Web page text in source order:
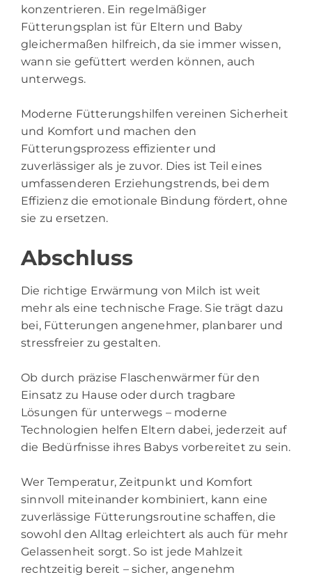
konzentrieren. Ein regelmäßiger
Fütterungsplan ist für Eltern und Baby
gleichermaßen hilfreich, da sie immer wissen,
wann sie gefüttert werden können, auch
unterwegs.
Moderne Fütterungshilfen vereinen Sicherheit
und Komfort und machen den
Fütterungsprozess effizienter und
zuverlässiger als je zuvor. Dies ist Teil eines
umfassenderen Erziehungstrends, bei dem
Effizienz die emotionale Bindung fördert, ohne
sie zu ersetzen.
Abschluss
Die richtige Erwärmung von Milch ist weit
mehr als eine technische Frage. Sie trägt dazu
bei, Fütterungen angenehmer, planbarer und
stressfreier zu gestalten.
Ob durch präzise Flaschenwärmer für den
Einsatz zu Hause oder durch tragbare
Lösungen für unterwegs – moderne
Technologien helfen Eltern dabei, jederzeit auf
die Bedürfnisse ihres Babys vorbereitet zu sein.
Wer Temperatur, Zeitpunkt und Komfort
sinnvoll miteinander kombiniert, kann eine
zuverlässige Fütterungsroutine schaffen, die
sowohl den Alltag erleichtert als auch für mehr
Gelassenheit sorgt. So ist jede Mahlzeit
rechtzeitig bereit – sicher, angenehm